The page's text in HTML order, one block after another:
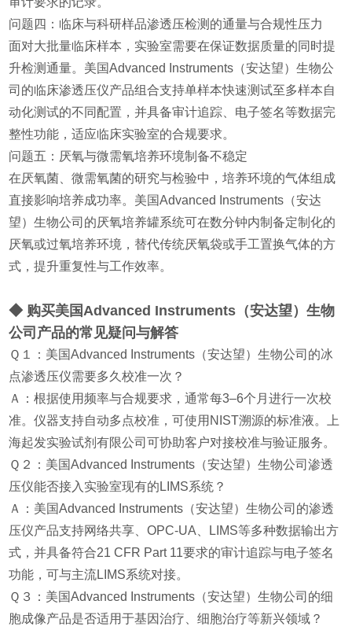
问题四：临床与科研样品渗透压检测的通量与合规性压力
面对大批量临床样本，实验室需要在保证数据质量的同时提
升检测通量。美国Advanced Instruments（安达望）生物公
司的临床渗透压仪产品组合支持单样本快速测试至多样本自
动化测试的不同配置，并具备审计追踪、电子签名等数据完
整性功能，适应临床实验室的合规要求。
问题五：厌氧与微需氧培养环境制备不稳定
在厌氧菌、微需氧菌的研究与检验中，培养环境的气体组成
直接影响培养成功率。美国Advanced Instruments（安达
望）生物公司的厌氧培养罐系统可在数分钟内制备定制化的
厌氧或过氧培养环境，替代传统厌氧袋或手工置换气体的方
式，提升重复性与工作效率。
◆ 购买美国Advanced Instruments（安达望）生物
公司产品的常见疑问与解答
Ｑ１：美国Advanced Instruments（安达望）生物公司的冰
点渗透压仪需要多久校准一次？
Ａ：根据使用频率与合规要求，通常每3–6个月进行一次校
准。仪器支持自动多点校准，可使用NIST溯源的标准液。上
海起发实验试剂有限公司可协助客户对接校准与验证服务。
Ｑ２：美国Advanced Instruments（安达望）生物公司渗透
压仪能否接入实验室现有的LIMS系统？
Ａ：美国Advanced Instruments（安达望）生物公司的渗透
压仪产品支持网络共享、OPC-UA、LIMS等多种数据输出方
式，并具备符合21 CFR Part 11要求的审计追踪与电子签名
功能，可与主流LIMS系统对接。
Ｑ３：美国Advanced Instruments（安达望）生物公司的细
胞成像产品是否适用于基因治疗、细胞治疗等新兴领域？